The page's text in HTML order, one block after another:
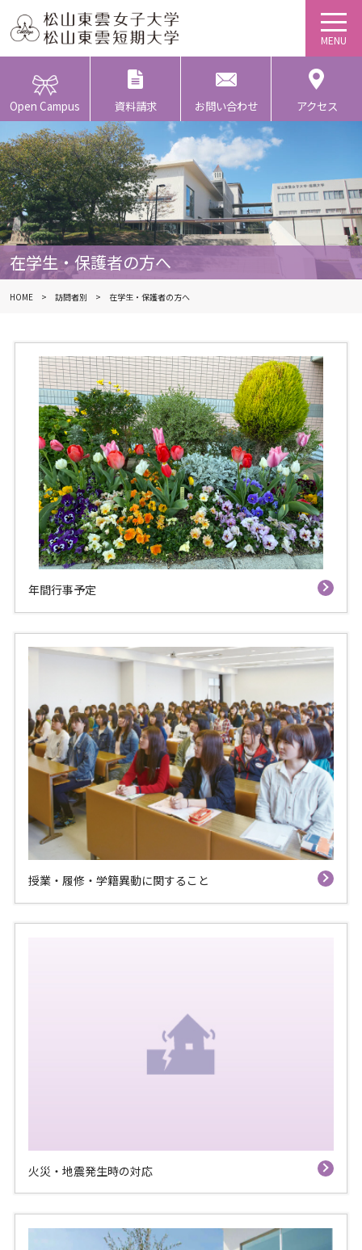
Open Campus 資料請求 お問い合わせ アクセス
在学生・保護者の方へ
HOME 訪問者別 在学生・保護者の方へ
年間行事予定
授業・履修・学籍異動に関すること
火災・地震発生時の対応